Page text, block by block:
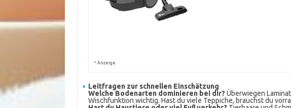
* Anzeige
Leitfragen zur schnellen Einschätzung
Welche Bodenarten dominieren bei dir? Überwiegen
Wischfunktion wichtig. Hast du viele Teppiche, brauchst du